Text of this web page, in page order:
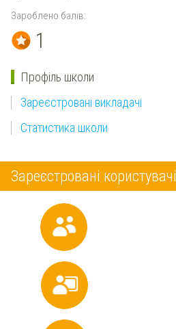
Зароблено балів:
1
Профіль школи
Зареєстровані викладачі
Статистика школи
Зареєстровані користувачі